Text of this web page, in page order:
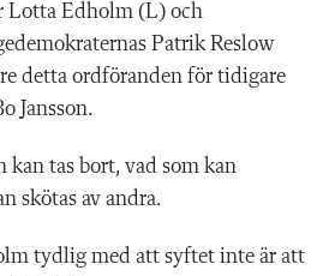
Lotta Edholm (L) och
Patrik Reslow
detta ordföranden för tidigare
Jansson.
kan tas bort, vad som kan
skötas av andra.
tydlig med att syftet inte är att